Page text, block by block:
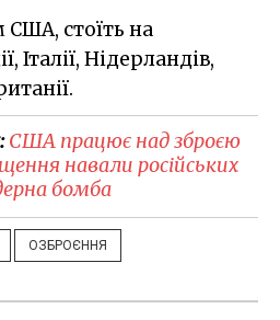
США, стоїть на
Італії, Нідерландів,
​США працює над зброєю
навали російських
бомба
ОЗБРОЄННЯ